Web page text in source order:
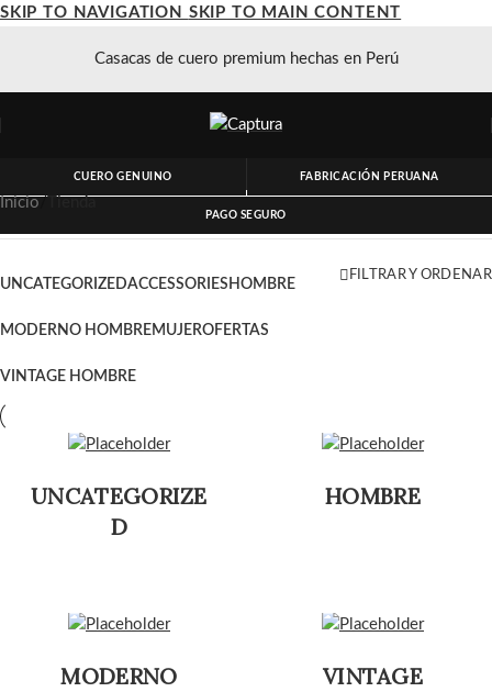
SKIP TO NAVIGATION SKIP TO MAIN CONTENT
Casacas de cuero premium hechas en Perú
CUERO GENUINO FABRICACIÓN PERUANA
PAGO SEGURO
Inicio
UNCATEGORIZEDACCESSORIES HOMBRE
MODERNO HOMBREMUJEROFERTAS
VINTAGE HOMBRE
FILTRAR Y ORDENAR
UNCATEGORIZE
D
HOMBRE
MODERNO
VINTAGE